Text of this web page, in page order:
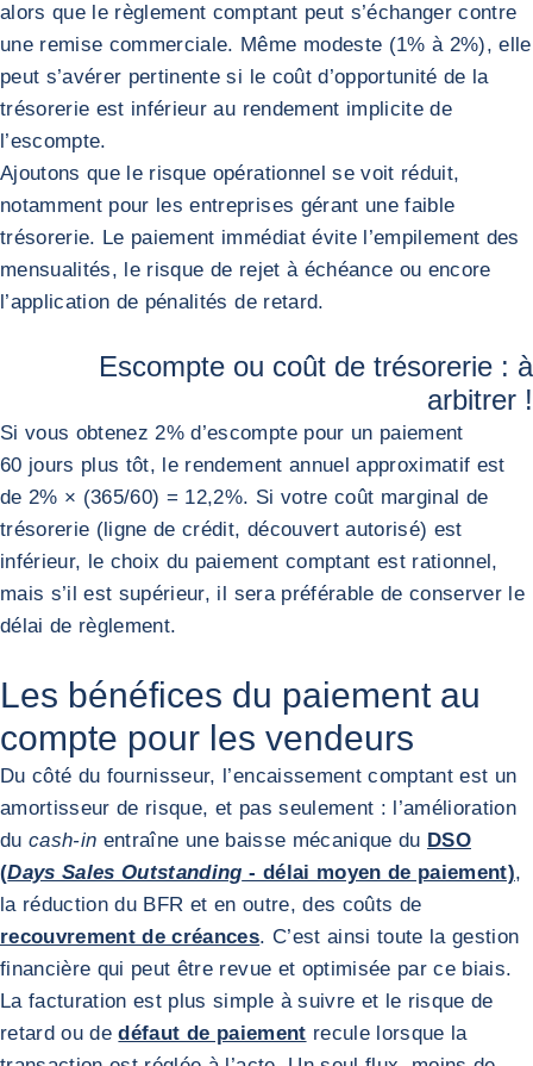
alors que le règlement comptant peut s’échanger contre
une remise commerciale. Même modeste (1% à 2%), elle
peut s’avérer pertinente si le coût d’opportunité de la
trésorerie est inférieur au rendement implicite de
l’escompte.
Ajoutons que le risque opérationnel se voit réduit,
notamment pour les entreprises gérant une faible
trésorerie. Le paiement immédiat évite l’empilement des
mensualités, le risque de rejet à échéance ou encore
l’application de pénalités de retard.
Escompte ou coût de trésorerie : à
arbitrer !
Si vous obtenez 2% d’escompte pour un paiement
60 jours plus tôt, le rendement annuel approximatif est
de 2% × (365/60) = 12,2%. Si votre coût marginal de
trésorerie (ligne de crédit, découvert autorisé) est
inférieur, le choix du paiement comptant est rationnel,
mais s’il est supérieur, il sera préférable de conserver le
délai de règlement.
Les bénéfices du paiement au
compte pour les vendeurs
Du côté du fournisseur, l’encaissement comptant est un
amortisseur de risque, et pas seulement : l’amélioration
ducash-in entraîne une baisse mécanique du DSO
(Days Sales Outstanding - délai moyen de paiement),
la réduction du BFR et en outre, des coûts de
recouvrement de créances. C’est ainsi toute la gestion
financière qui peut être revue et optimisée par ce biais.
La facturation est plus simple à suivre et le risque de
retard ou dedéfaut de paiement recule lorsque la